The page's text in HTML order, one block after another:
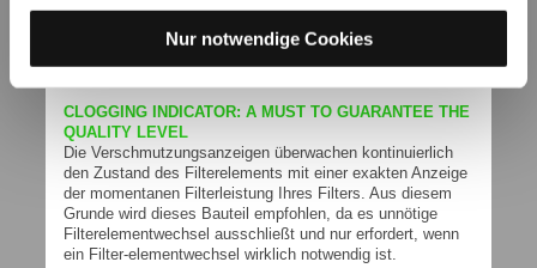
Nur notwendige Cookies
zu erleichtern, hat UFI eine Schnellauswahltabelle
entwickelt, die Ihnen auf den folgenden Seiten alle
Betriebsparameter aufzeigt, die zur korrekten Filter-
auslegung erforderlich sind.
CLOGGING INDICATOR: A MUST TO GUARANTEE THE
QUALITY LEVEL
Die Verschmutzungsanzeigen überwachen kontinuierlich
den Zustand des Filterelements mit einer exakten Anzeige
der momentanen Filterleistung Ihres Filters. Aus diesem
Grunde wird dieses Bauteil empfohlen, da es unnötige
Filterelementwechsel ausschließt und nur erfordert, wenn
ein Filter-elementwechsel wirklich notwendig ist.